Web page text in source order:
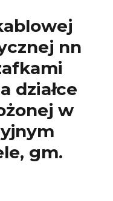
nn
działce
w
gm.